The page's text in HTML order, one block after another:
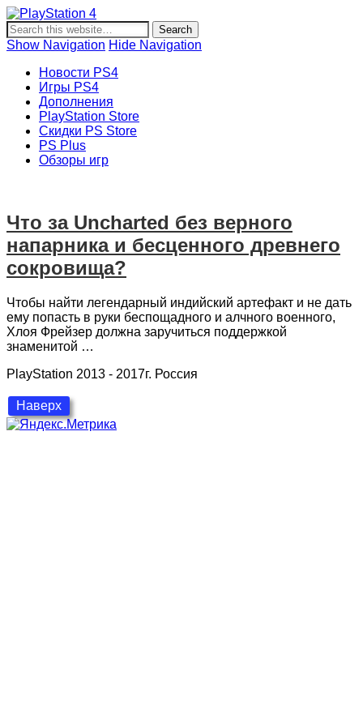
Новости и информация об игровой приставке нового
поколения Sony PlayStation 4, новости игр PS4, обзоры
Show Navigation Hide Navigation
Новости PS4
Игры PS4
Дополнения
PlayStation Store
Скидки PS Store
PS Plus
Обзоры игр
Что за Uncharted без верного
напарника и бесценного древнего
сокровища?
Чтобы найти легендарный индийский артефакт и не дать
ему попасть в руки беспощадного и алчного военного,
Хлоя Фрейзер должна заручиться поддержкой
знаменитой …
PlayStation 2013 - 2017г. Россия
Наверх